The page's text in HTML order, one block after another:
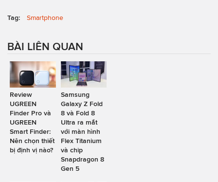
Tag: Smartphone
BÀI LIÊN QUAN
Review
UGREEN
Finder Pro và
UGREEN
Smart Finder:
Nên chọn thiết
bị định vị nào?
Samsung
Galaxy Z Fold
8 và Fold 8
Ultra ra mắt
với màn hình
Flex Titanium
và chip
Snapdragon 8
Gen 5